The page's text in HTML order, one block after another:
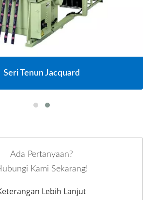
Seri Tenun Jacquard
Ada Pertanyaan?
Kami Sekarang!
Lebih Lanjut